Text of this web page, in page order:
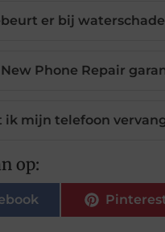
er bij
Phone Repair
ik mijn telefoon
op: